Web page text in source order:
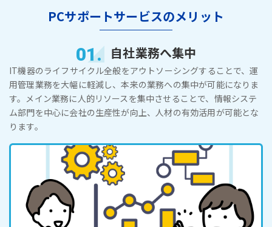
PCサポートサービスのメリット
01. 自社業務へ集中
IT機器のライフサイクル全般をアウトソーシングすることで、運
用管理業務を大幅に軽減し、本来の業務への集中が可能になりま
す。メイン業務に人的リソースを集中させることで、情報システ
ム部門を中心に会社の生産性が向上、人材の有効活用が可能とな
ります。